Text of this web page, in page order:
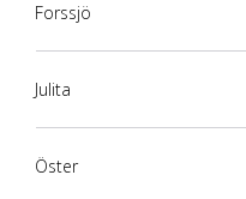
Forssjö
Julita
Öster